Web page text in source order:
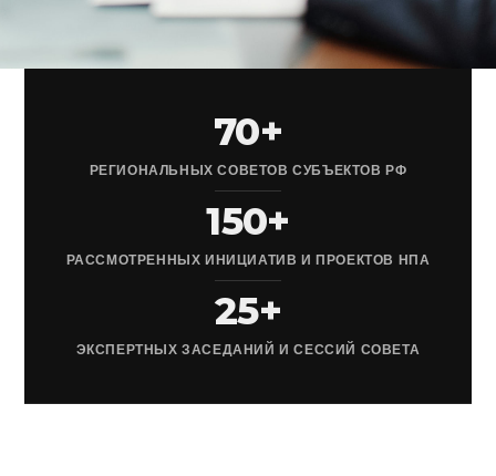
70+
РЕГИОНАЛЬНЫХ СОВЕТОВ СУБЪЕКТОВ РФ
150+
РАССМОТРЕННЫХ ИНИЦИАТИВ И ПРОЕКТОВ НПА
25+
ЭКСПЕРТНЫХ ЗАСЕДАНИЙ И СЕССИЙ СОВЕТА